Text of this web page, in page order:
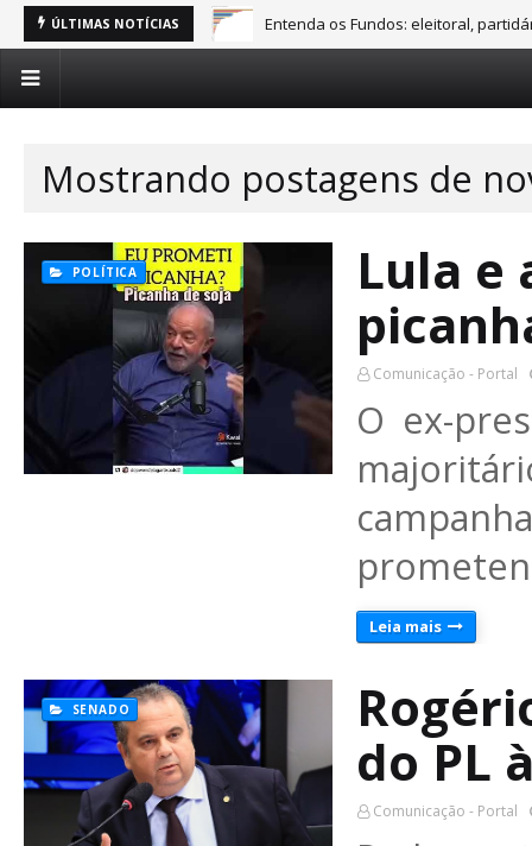
ÚLTIMAS NOTÍCIAS Entenda os Fundos: eleitoral,
Mostrando postagens de
POLÍTICA
Lula e
Comunicação - Portal
O ex-
Leia mais
SENADO
do PL
Comunicação - Portal